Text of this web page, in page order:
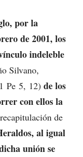
por la
de 2001, los
indeleble
Silvano,
Pe 5, 12) de los
con ellos la
de
al igual
unión se